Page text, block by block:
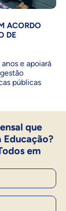
ACORDO
DE
e apoiará
públicas
que
Educação?
em